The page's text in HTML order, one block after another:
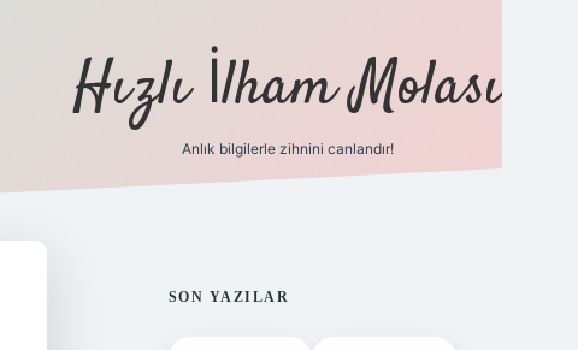
Hızlı İlham Molası
Anlık bilgilerle zihnini canlandır!
SIDEBAR
SON YAZILAR